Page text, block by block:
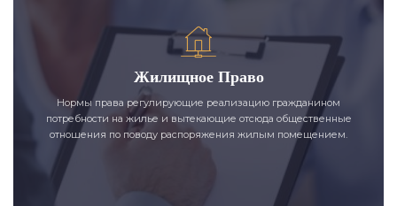
Жилищное Право
Нормы права регулирующие реализацию гражданином
потребности на жилье и вытекающие отсюда общественные
отношения по поводу распоряжения жилым помещением.